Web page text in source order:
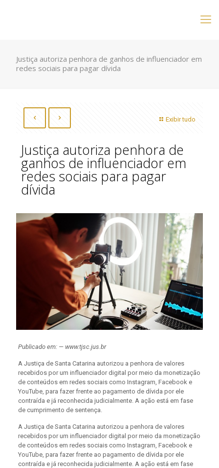
Justiça autoriza penhora de ganhos de influenciador em
redes sociais para pagar dívida
Exibir tudo
Justiça autoriza penhora de
ganhos de influenciador em
redes sociais para pagar
dívida
Publicado em: — www.tjsc.jus.br
A Justiça de Santa Catarina autorizou a penhora de valores
recebidos por um influenciador digital por meio da monetização
de conteúdos em redes sociais como Instagram, Facebook e
YouTube, para fazer frente ao pagamento de dívida por ele
contraída e já reconhecida judicialmente. A ação está em fase
de cumprimento de sentença.
A Justiça de Santa Catarina autorizou a penhora de valores
recebidos por um influenciador digital por meio da monetização
de conteúdos em redes sociais como Instagram, Facebook e
YouTube, para fazer frente ao pagamento de dívida por ele
contraída e já reconhecida judicialmente. A ação está em fase